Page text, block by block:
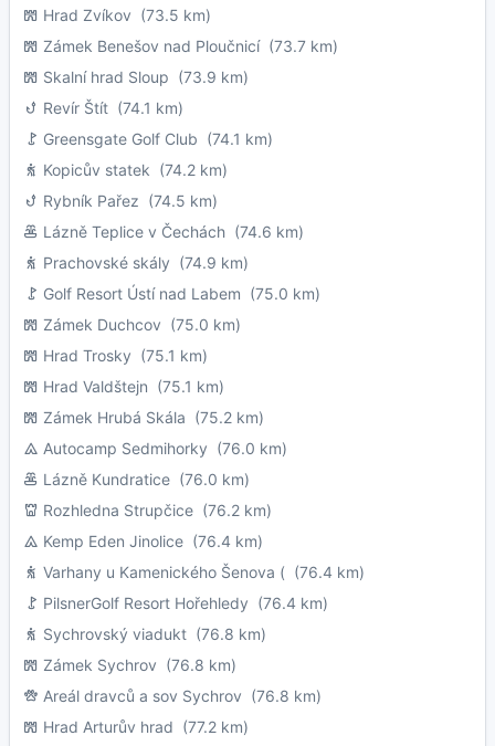
Hrad Zvíkov (73.5 km)
Zámek Benešov nad Ploučnicí(73.7 km)
Skalní hrad Sloup (73.9 km)
Revír Štít (74.1 km)
Greensgate Golf Club (74.1 km)
Kopicův statek (74.2 km)
Rybník Pařez (74.5 km)
Lázně Teplice v Čechách (74.6 km)
Prachovské skály (74.9 km)
Golf Resort Ústí nad Labem (75.0 km)
Zámek Duchcov (75.0 km)
Hrad Trosky (75.1 km)
Hrad Valdštejn (75.1 km)
Zámek Hrubá Skála (75.2 km)
Autocamp Sedmihorky (76.0 km)
Lázně Kundratice (76.0 km)
Rozhledna Strupčice (76.2 km)
Kemp Eden Jinolice (76.4 km)
Varhany u Kamenického Šenova ( (76.4 km)
PilsnerGolf Resort Hořehledy (76.4 km)
Sychrovský viadukt (76.8 km)
Zámek Sychrov (76.8 km)
Areál dravců a sov Sychrov (76.8 km)
Hrad Arturův hrad (77.2 km)